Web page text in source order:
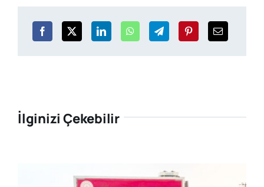
İlginizi Çekebilir